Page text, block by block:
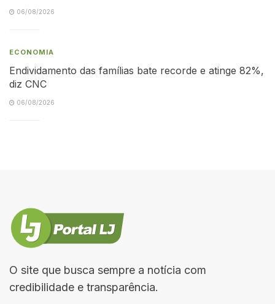
06/08/2026
ECONOMIA
Endividamento das famílias bate recorde e atinge 82%,
diz CNC
06/08/2026
O site que busca sempre a notícia com
credibilidade e transparência.